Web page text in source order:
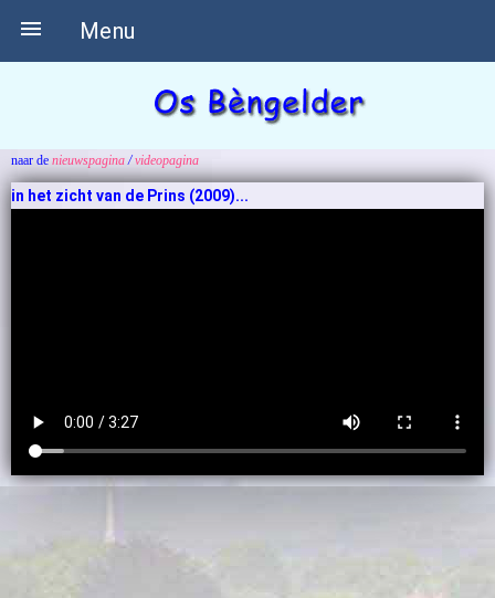
Menu

naar de nieuwspagina/videopagina
in het zicht van de Prins (2009)...